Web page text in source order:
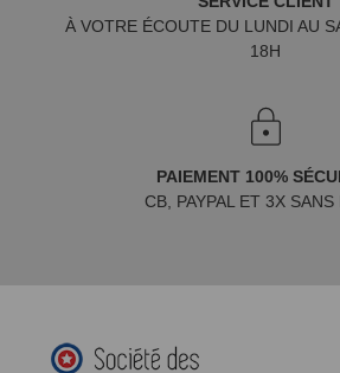
À VOTRE ÉCOUTE DU LUNDI AU
18H
PAIEMENT 100%
CB, PAYPAL ET 3X SANS